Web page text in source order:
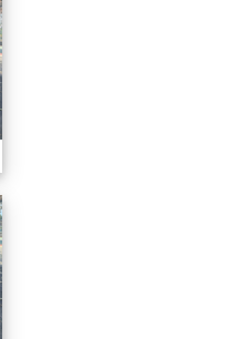
20260302行動英語村巡迴教